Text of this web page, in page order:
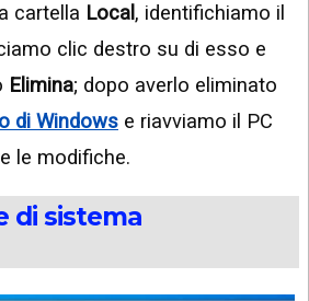
cartella Local , identifichiamo il
clic destro su di esso e
Elimina; dopo averlo eliminato
di Windows e riavviamo il PC
le modifiche.
di sistema